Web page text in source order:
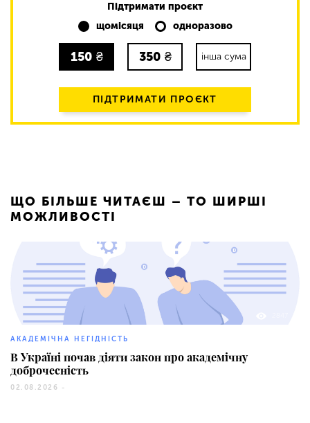
Підтримати проєкт
щомісяця
одноразово
150 ₴ 350 ₴ інша сума
ПІДТРИМАТИ ПРОЄКТ
ЩО БІЛЬШЕ ЧИТАЄШ – ТО ШИРШІ
МОЖЛИВОСТІ
АКАДЕМІЧНА НЕГІДНІСТЬ
В Україні почав діяти закон про академічну
доброчесність
02.08.2026 -